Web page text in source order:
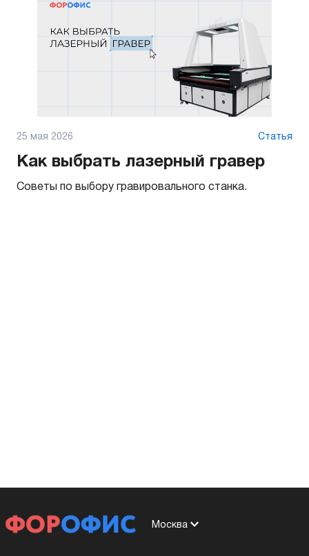
25 мая 2026 Статья
Как выбрать лазерный гравер
Советы по выбору гравировального станка.
Москва